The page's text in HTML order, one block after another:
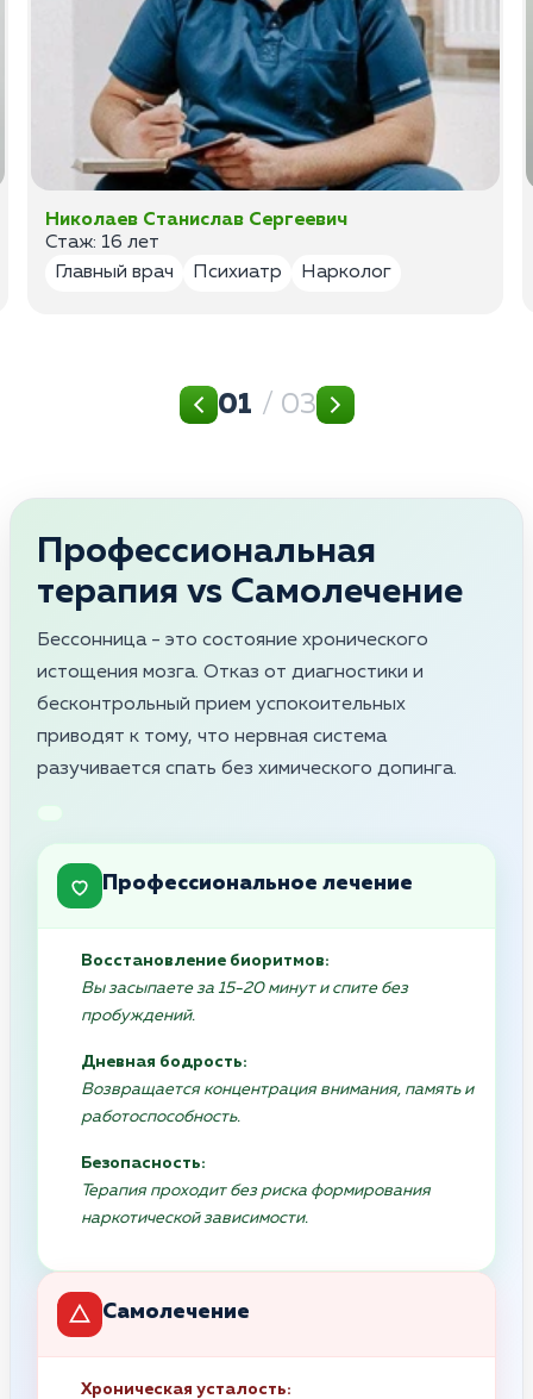
Николаев Станислав Сергеевич
Стаж: 16 лет
Главный врач
Психиатр Нарколог
01 / 03
Профессиональная
терапия vs Самолечение
Бессонница - это состояние хронического
истощения мозга. Отказ от диагностики и
бесконтрольный прием успокоительных
приводят к тому, что нервная система
разучивается спать без химического допинга.
Профессиональное лечение
Восстановление биоритмов:
Вы засыпаете за 15-20 минут и спите без
пробуждений.
Дневная бодрость:
Возвращается концентрация внимания, память и
работоспособность.
Безопасность:
Терапия проходит без риска формирования
наркотической зависимости.
Самолечение
Хроническая усталость: